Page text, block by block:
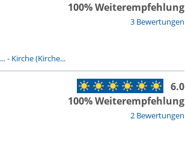
3 Bewertungen
100% Weiterempfehlung
- Kirche (Kirche...
2 Bewertungen
6.0
100% Weiterempfehlung